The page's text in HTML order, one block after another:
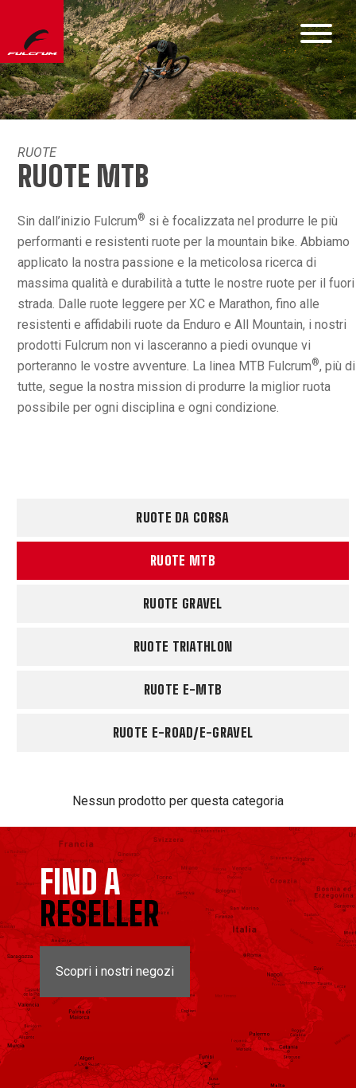
RUOTE
RUOTE MTB
Sin dall’inizio Fulcrum® si è focalizzata nel produrre le più
performanti e resistenti ruote per la mountain bike. Abbiamo
applicato la nostra passione e la meticolosa ricerca di
massima qualità e durabilità a tutte le nostre ruote per il fuori
strada. Dalle ruote leggere per XC e Marathon, fino alle
resistenti e affidabili ruote da Enduro e All Mountain, i nostri
prodotti Fulcrum non vi lasceranno a piedi ovunque vi
porteranno le vostre avventure. La linea MTB Fulcrum®, più di
tutte, segue la nostra mission di produrre la miglior ruota
possibile per ogni disciplina e ogni condizione.
RUOTE DA CORSA
RUOTE MTB
RUOTE GRAVEL
RUOTE TRIATHLON
RUOTE E-MTB
RUOTE E-ROAD/E-GRAVEL
Nessun prodotto per questa categoria
FIND A
RESELLER
Scopri i nostri negozi